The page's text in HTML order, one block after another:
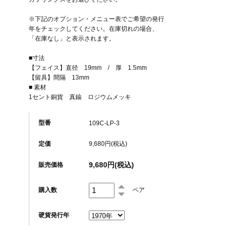
※下記のオプション・メニュー表でご希望の発行
年をチェックしてください。在庫切れの場合、
「在庫なし」と表示されます。
■寸法
【フェイス】直径 19mm / 厚 1.5mm
【留具】間隔 13mm
■ 素材
1セント銅貨 真鍮 ロジウムメッキ
型番 109C-LP-3
定価 9,680円(税込)
販売価格 9,680円(税込)
購入数 ペア
硬貨発行年